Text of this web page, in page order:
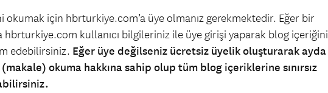
okumak için hbrturkiye.com’a üye olmanız gerekmektedir. Eğer bir
hbrturkiye.com kullanıcı bilgileriniz ile üye girişi yaparak blog içeriğini
edebilirsiniz. Eğer üye değilseniz ücretsiz üyelik oluşturarak ayda
okuma hakkına sahip olup tüm blog içeriklerine sınırsız